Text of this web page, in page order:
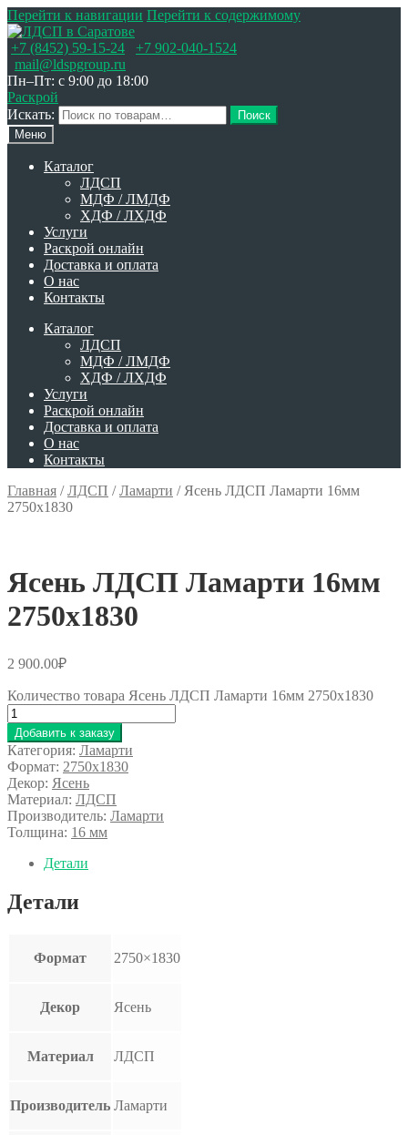
Перейти к навигации Перейти к содержимому
+7 (8452) 59-15-24
+7 902-040-1524
mail@ldspgroup.ru
Пн–Пт: с 9:00 до 18:00
Раскрой
Искать:
Поиск
Меню
Каталог
ЛДСП
МДФ / ЛМДФ
ХДФ / ЛХДФ
Услуги
Раскрой онлайн
Доставка и оплата
О нас
Контакты
Каталог
ЛДСП
МДФ / ЛМДФ
ХДФ / ЛХДФ
Услуги
Раскрой онлайн
Доставка и оплата
О нас
Контакты
Главная /ЛДСП /Ламарти / Ясень ЛДСП Ламарти 16мм
2750х1830
Ясень ЛДСП Ламарти 16мм
2750х1830
2 900.00₽
Количество товара Ясень ЛДСП Ламарти 16мм 2750х1830
Добавить к заказу
Категория: Ламарти
Формат: 2750x1830
Декор: Ясень
Материал: ЛДСП
Производитель: Ламарти
Толщина: 16 мм
Детали
Детали
Формат 2750×1830
Декор Ясень
Материал ЛДСП
Производитель Ламарти